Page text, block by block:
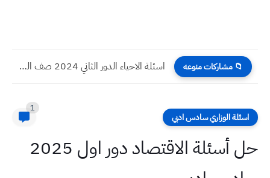
📁 مشاركات منوعه نتائج أسماء بغداد الفائزين بقرعة الحج للأعوام 2025 2026 2027
اسئلة الوزاري سادس ادبي
1
حل أسئلة الاقتصاد دور اول 2025